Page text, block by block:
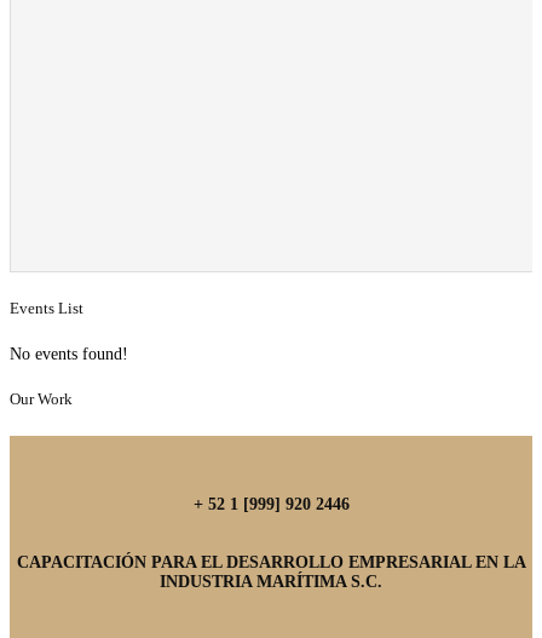
Events List
No events found!
Our Work
+ 52 1 [999] 920 2446
CAPACITACIÓN PARA EL DESARROLLO EMPRESARIAL EN LA
INDUSTRIA MARÍTIMA S.C.